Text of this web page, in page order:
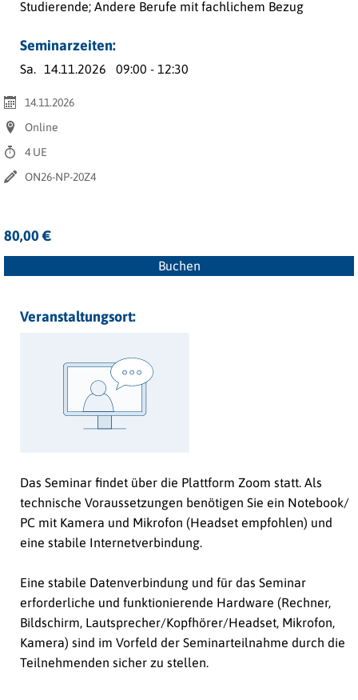
Studierende; Andere Berufe mit fachlichem Bezug
Seminarzeiten:
Sa. 14.11.2026 09:00 - 12:30
14.11.2026
Online
4 UE
ON26-NP-20Z4
80,00 €
Buchen
Veranstaltungsort:
Das Seminar findet über die Plattform Zoom statt. Als
technische Voraussetzungen benötigen Sie ein Notebook/
PC mit Kamera und Mikrofon (Headset empfohlen) und
eine stabile Internetverbindung.
Eine stabile Datenverbindung und für das Seminar
erforderliche und funktionierende Hardware (Rechner,
Bildschirm, Lautsprecher/Kopfhörer/Headset, Mikrofon,
Kamera) sind im Vorfeld der Seminarteilnahme durch die
Teilnehmenden sicher zu stellen.